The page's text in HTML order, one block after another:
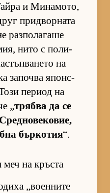
и Ми­на­мо­то,
прид­вор­ната
раз­по­ла­гаше
нито с по­ли­
на
за­почва япон­с­
пе­риод на
„трябва да се
бър­ко­тия“.
на кръста
„во­ен­ните